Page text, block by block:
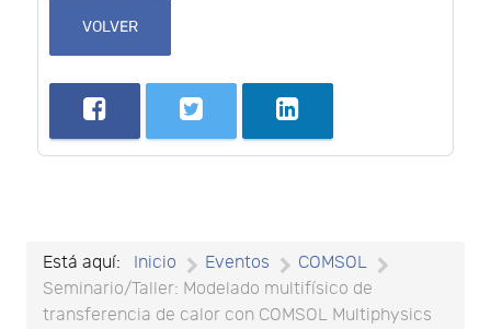
VOLVER
Está aquí: Inicio Eventos
COMSOL
Seminario/Taller: Modelado multifísico de
transferencia de calor con COMSOL Multiphysics